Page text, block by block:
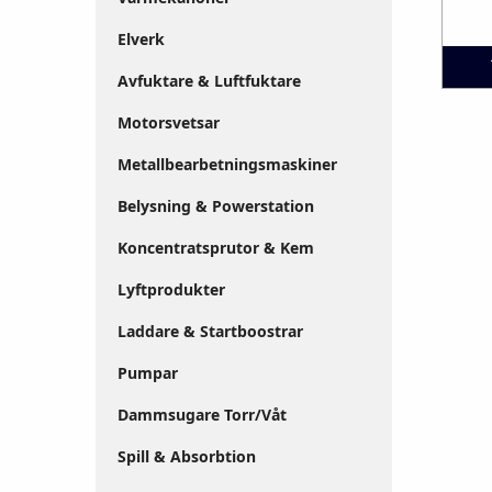
Elverk
Avfuktare & Luftfuktare
Motorsvetsar
Metallbearbetningsmaskiner
Belysning & Powerstation
Koncentratsprutor & Kem
Lyftprodukter
Laddare & Startboostrar
Pumpar
Dammsugare Torr/Våt
Spill & Absorbtion